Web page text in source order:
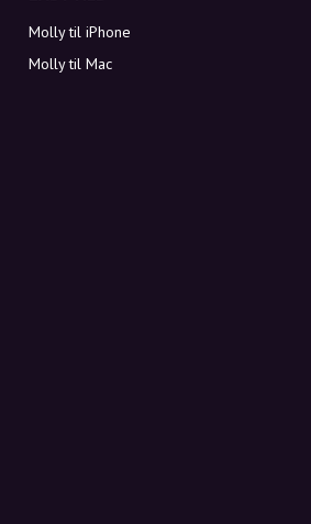
Molly til iPhone
Molly til Mac